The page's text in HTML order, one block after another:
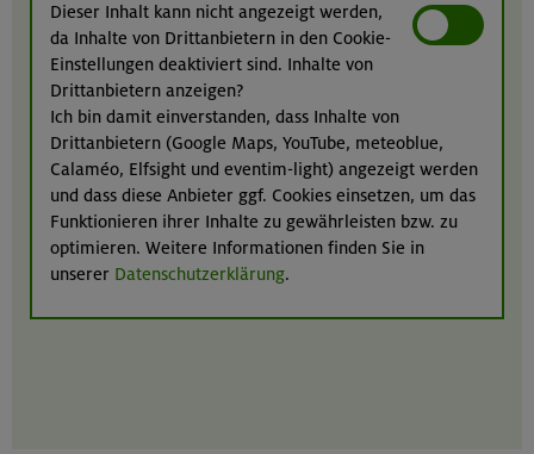
Dieser Inhalt kann nicht angezeigt werden,
da Inhalte von Drittanbietern in den Cookie-
Einstellungen deaktiviert sind. Inhalte von
Drittanbietern anzeigen?
Ich bin damit einverstanden, dass Inhalte von
Drittanbietern (Google Maps, YouTube, meteoblue,
Calaméo, Elfsight und eventim-light) angezeigt werden
und dass diese Anbieter ggf. Cookies einsetzen, um das
Funktionieren ihrer Inhalte zu gewährleisten bzw. zu
optimieren. Weitere Informationen finden Sie in
unserer Datenschutzerklärung.